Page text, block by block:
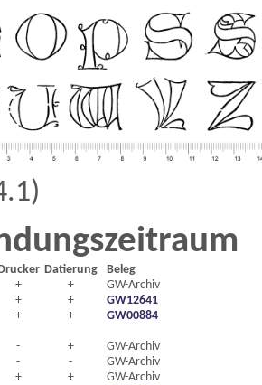
Datierung
Beleg
+ +
GW-Archiv
+ +
GW12641
+ + GW00884
- +
GW-Archiv
- -
GW-Archiv
+ +
GW-Archiv